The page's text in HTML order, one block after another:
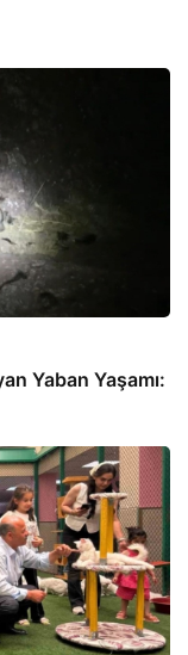
Yaban Yaşamı: